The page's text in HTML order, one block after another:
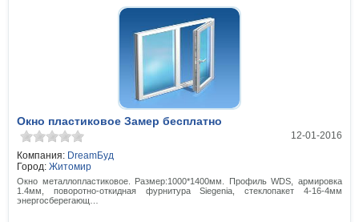
Окно пластиковое Замер бесплатно
12-01-2016
Компания: DreamБуд
Город: Житомир
Окно металлопластиковое. Размер:1000*1400мм. Профиль WDS, армировка
1.4мм, поворотно-откидная фурнитура Siegenia, стеклопакет 4-16-4мм
энергосберегающ…